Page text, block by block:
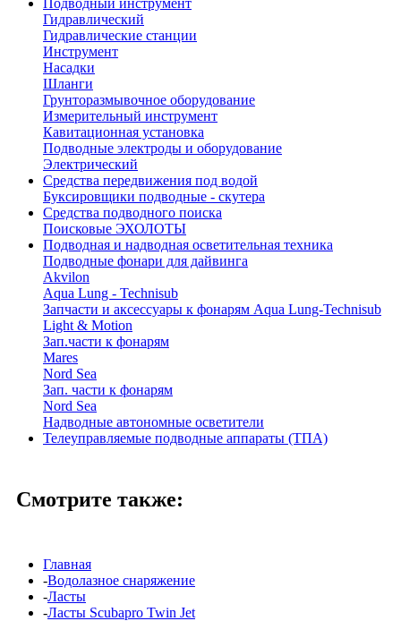
Подводный инструмент
Гидравлический
Гидравлические станции
Инструмент
Насадки
Шланги
Грунторазмывочное оборудование
Измерительный инструмент
Кавитационная установка
Подводные электроды и оборудование
Электрический
Средства передвижения под водой
Буксировщики подводные - скутера
Средства подводного поиска
Поисковые ЭХОЛОТЫ
Подводная и надводная осветительная техника
Подводные фонари для дайвинга
Akvilon
Aqua Lung - Technisub
Запчасти и аксессуары к фонарям Aqua Lung-Technisub
Light & Motion
Зап.части к фонарям
Mares
Nord Sea
Зап. части к фонарям
Nord Sea
Надводные автономные осветители
Телеуправляемые подводные аппараты (ТПА)
Смотрите также:
Главная
-Водолазное снаряжение
-Ласты
-Ласты Scubapro Twin Jet